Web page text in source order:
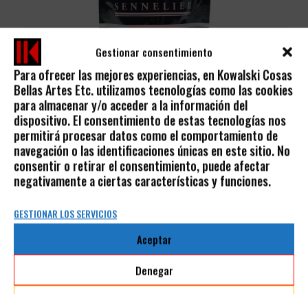
Gestionar consentimiento
Para ofrecer las mejores experiencias, en Kowalski Cosas
Bellas Artes Etc. utilizamos tecnologías como las cookies
para almacenar y/o acceder a la información del
dispositivo. El consentimiento de estas tecnologías nos
permitirá procesar datos como el comportamiento de
navegación o las identificaciones únicas en este sitio. No
consentir o retirar el consentimiento, puede afectar
negativamente a ciertas características y funciones.
GESTIONAR LOS SERVICIOS
Aceptar
Denegar
ACRÍLICO ABSTRACT
5,00€ IVA incluido
AVISO LEGAL
POLÍTICA DE PRIVACIDAD